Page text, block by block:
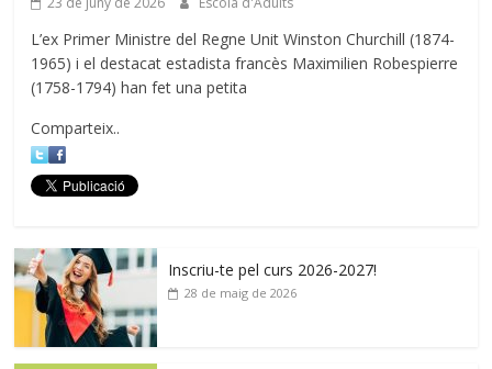
L’ex Primer Ministre del Regne Unit Winston Churchill (1874-
1965) i el destacat estadista francès Maximilien Robespierre
(1758-1794) han fet una petita
Comparteix..
Inscriu-te pel curs 2026-2027!
28 de maig de 2026